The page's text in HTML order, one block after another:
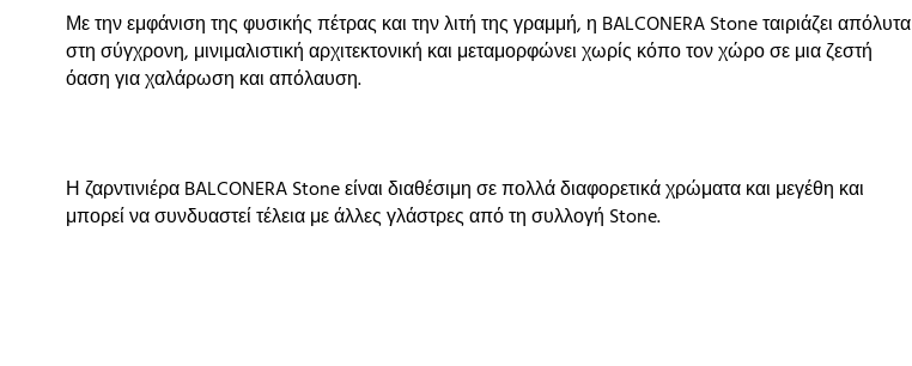
Με την εμφάνιση της φυσικής πέτρας και την λιτή της γραμμή, η BALCONERA Stone ταιριάζει απόλυτα
στη σύγχρονη, μινιμαλιστική αρχιτεκτονική και μεταμορφώνει χωρίς κόπο τον χώρο σε μια ζεστή
όαση για χαλάρωση και απόλαυση.
Η ζαρντινιέρα BALCONERA Stone είναι διαθέσιμη σε πολλά διαφορετικά χρώματα και μεγέθη και
μπορεί να συνδυαστεί τέλεια με άλλες γλάστρες από τη συλλογή Stone.